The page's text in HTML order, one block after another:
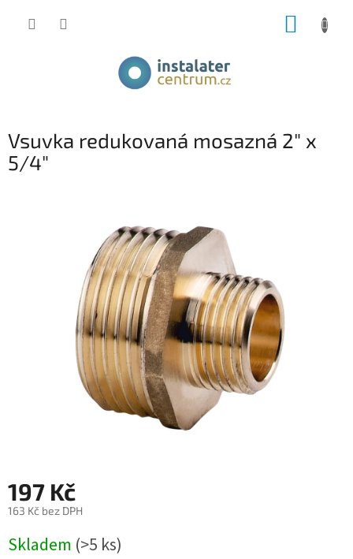
Vsuvka redukovaná mosazná 2" x
5/4"
197 Kč
163 Kč bez DPH
cena:
Skladem (>5 ks)